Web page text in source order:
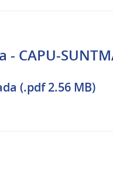
- CAPU-
(.pdf 2.56 MB)